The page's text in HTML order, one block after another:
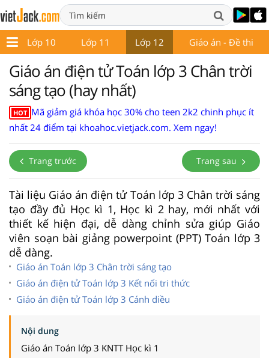
Lớp 10 Lớp 11 Lớp 12 Giáo án - Đề thi
Giáo án điện tử Toán lớp 3 Chân trời
sáng tạo (hay nhất)
HOT Mã giảm giá khóa học 30% cho teen 2k2 chinh phục ít
nhất 24 điểm tại khoahoc.vietjack.com. Xem ngay!
Trang trước Trang sau
Tài liệu Giáo án điện tử Toán lớp 3 Chân trời sáng
tạo đầy đủ Học kì 1, Học kì 2 hay, mới nhất với
thiết kế hiện đại, dễ dàng chỉnh sửa giúp Giáo
viên soạn bài giảng powerpoint (PPT) Toán lớp 3
dễ dàng.
Giáo án Toán lớp 3 Chân trời sáng tạo
Giáo án điện tử Toán lớp 3 Kết nối tri thức
Giáo án điện tử Toán lớp 3 Cánh diều
Nội dung
Giáo án Toán lớp 3 KNTT Học kì 1